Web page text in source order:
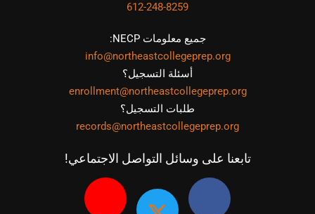
612-248-8259
جميع معلومات NECP:
info@northeastcollegeprep.org
أسئلة التسجيل؟
enrollment@northeastcollegeprep.org
طلبات التسجيل؟
records@northeastcollegeprep.org
تابعنا على وسائل التواصل الاجتماعي!